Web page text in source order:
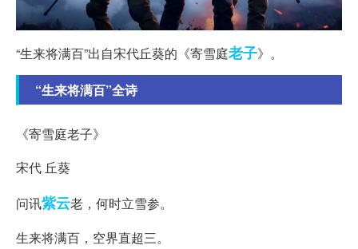
“生来将满百”出自宋代丘葵的《寄雪庭老子》。
“生来将满百”全诗
《寄雪庭老子》
宋代 丘葵
问讯紫云老，何时立雪参。
生来将满百，空界直超三。